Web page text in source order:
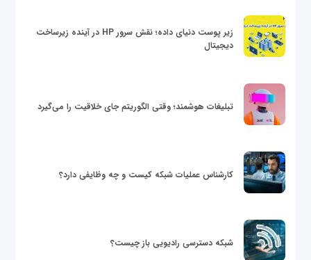
زیر پوست دنیای داده؛ نقش سرور HP در آینده زیرساخت
دیجیتال
تبلیغات هوشمند؛ وقتی الگوریتم جای خلاقیت را می‌گیرد
کارشناس عملیات شبکه کیست و چه وظایفی دارد؟
شبکه دسترسی رادیویی باز چیست؟